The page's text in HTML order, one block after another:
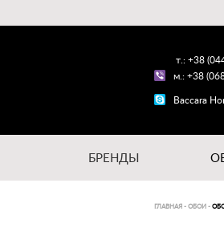
т.: +38
м.: +38
Baccara
БРЕНДЫ
ГЛАВНАЯ - ОБОИ -